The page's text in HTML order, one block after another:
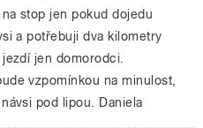
stop jen pokud dojedu
a potřebuji dva kilometry
jen domorodci.
vzpomínkou na minulost,
pod lipou. Daniela